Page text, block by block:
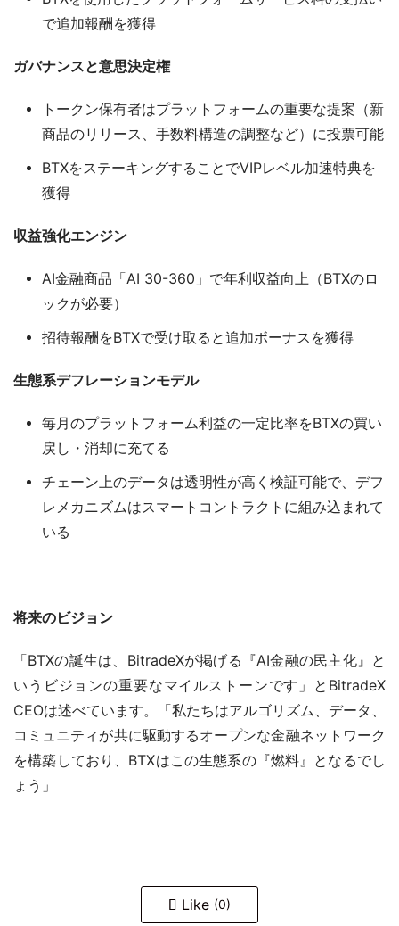
で追加報酬を獲得
ガバナンスと意思決定権
トークン保有者はプラットフォームの重要な提案（新
商品のリリース、手数料構造の調整など）に投票可能
BTXをステーキングすることでVIPレベル加速特典を
獲得
収益強化エンジン
AI金融商品「AI 30-360」で年利収益向上（BTXのロ
ックが必要）
招待報酬をBTXで受け取ると追加ボーナスを獲得
生態系デフレーションモデル
毎月のプラットフォーム利益の一定比率をBTXの買い
戻し・消却に充てる
チェーン上のデータは透明性が高く検証可能で、デフ
レメカニズムはスマートコントラクトに組み込まれて
いる
将来のビジョン
「BTXの誕生は、BitradeXが掲げる『AI金融の民主化』と
いうビジョンの重要なマイルストーンです」とBitradeX
CEOは述べています。「私たちはアルゴリズム、データ、
コミュニティが共に駆動するオープンな金融ネットワーク
を構築しており、BTXはこの生態系の『燃料』となるでし
ょう」
Like (0)